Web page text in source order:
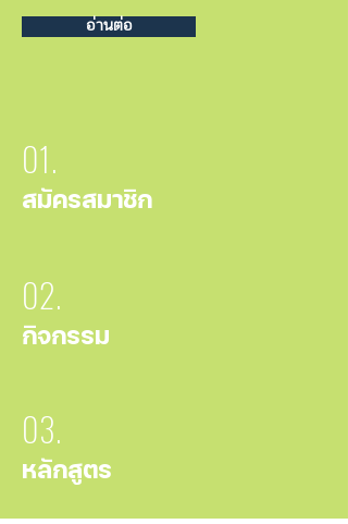
อ่านต่อ
01.
สมัครสมาชิก
02.
กิจกรรม
03.
หลักสูตร